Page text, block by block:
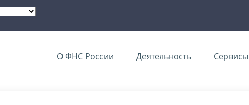
О ФНС России Деятельность Сервисы